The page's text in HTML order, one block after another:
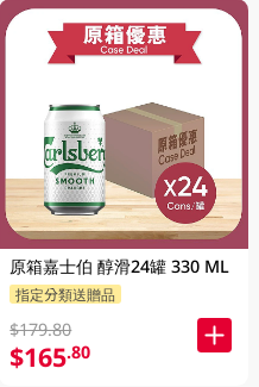
原箱嘉士伯 醇滑24罐 330 ML
指定分類送贈品
$179.80
$165.80